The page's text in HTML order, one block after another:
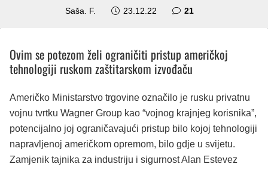
Saša. F. 23.12.22 21
Ovim se potezom želi ograničiti pristup američkoj
tehnologiji ruskom zaštitarskom izvođaču
Američko Ministarstvo trgovine označilo je rusku privatnu
vojnu tvrtku Wagner Group kao “vojnog krajnjeg korisnika”,
potencijalno joj ograničavajući pristup bilo kojoj tehnologiji
napravljenoj američkom opremom, bilo gdje u svijetu.
Zamjenik tajnika za industriju i sigurnost Alan Estevez